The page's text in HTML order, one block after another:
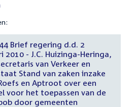
Brief regering d.d. 2
2010 - J.C. Huizinga-Heringa,
van Verkeer en
Stand van zaken inzake
en Aptroot over een
voor het toepassen van de
door gemeenten